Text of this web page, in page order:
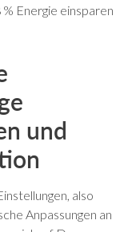
Energie einsparen
und
also
Anpassungen an